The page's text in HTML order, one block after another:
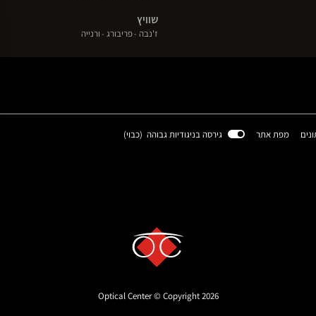
settings, ensuring compliance with regulations. Customize
שוויץ
ז'נבה(פתח
פריבורג (פתח
ורנייה(פתח
(פתחמפת אתר גירסה בניגודיות גבוהה (כבוי)
Optical Center © Copyright 2026